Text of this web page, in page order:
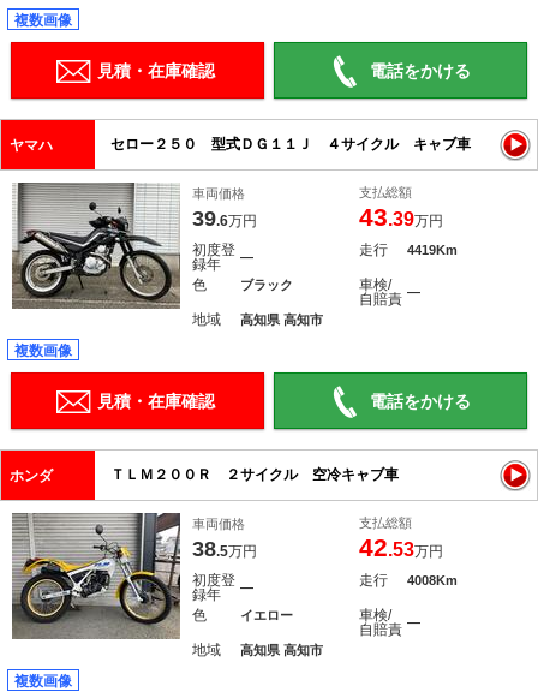
複数画像
見積・在庫確認 電話をかける
ヤマハ セロー２５０ 型式ＤＧ１１Ｊ ４サイクル キャブ車
車両価格
39.6万円
支払総額
43.39万円
初度登
録年
― 走行 4419Km
色 ブラック
車検/
自賠責 ―
地域 高知県 高知市
複数画像
見積・在庫確認 電話をかける
ホンダ ＴＬＭ２００Ｒ ２サイクル 空冷キャブ車
車両価格
38.5万円
支払総額
42.53万円
初度登
録年
― 走行 4008Km
色 イエロー
車検/
自賠責 ―
地域 高知県 高知市
複数画像